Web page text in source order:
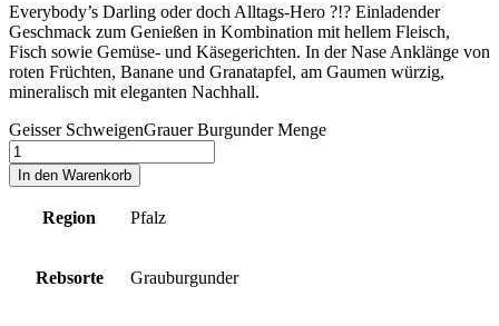
Everybody’s Darling oder doch Alltags-Hero ?!? Einladender
Geschmack zum Genießen in Kombination mit hellem Fleisch,
Fisch sowie Gemüse- und Käsegerichten. In der Nase Anklänge von
roten Früchten, Banane und Granatapfel, am Gaumen würzig,
mineralisch mit eleganten Nachhall.
Geisser SchweigenGrauer Burgunder Menge
In den Warenkorb
Region Pfalz
Rebsorte Grauburgunder